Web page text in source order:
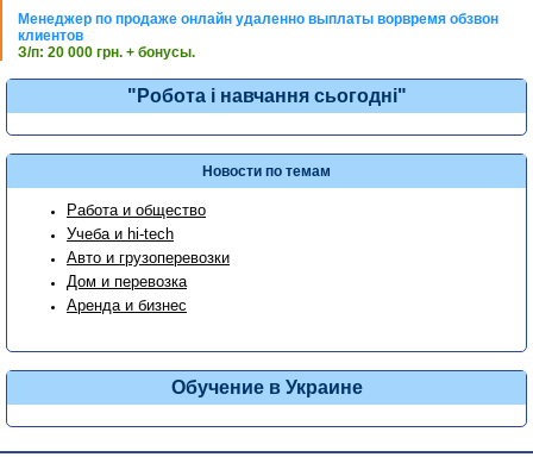
Менеджер по продаже онлайн удаленно выплаты ворвремя обзвон
клиентов
З/п: 20 000 грн. + бонусы.
"Робота і навчання сьогодні"
Новости по темам
Работа и общество
Учеба и hi-tech
Авто и грузоперевозки
Дом и перевозка
Аренда и бизнес
Обучение в Украине